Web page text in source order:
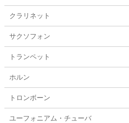
クラリネット
サクソフォン
トランペット
ホルン
トロンボーン
ユーフォニアム・チューバ